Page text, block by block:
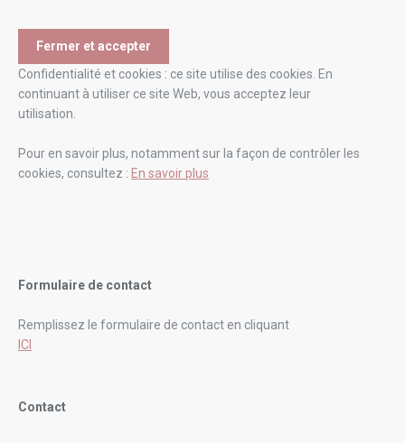
Confidentialité et cookies : ce site utilise des cookies. En
continuant à utiliser ce site Web, vous acceptez leur
utilisation.
Pour en savoir plus, notamment sur la façon de contrôler les
cookies, consultez : En savoir plus
Formulaire de contact
Remplissez le formulaire de contact en cliquant
ICI
Contact